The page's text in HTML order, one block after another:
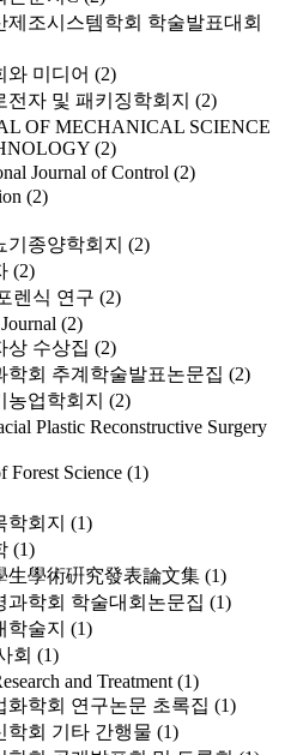
제조시스템학회 학술발표대회
와 미디어 (2)
전자 및 패키징학회지 (2)
OF MECHANICAL SCIENCE
(2)
Journal of Control (2)
(2)
기종양학회지 (2)
(2)
렌식 연구 (2)
(2)
상 수상집 (2)
학회 추계학술발표논문집 (2)
농업학회지 (2)
Plastic Reconstructive Surgery
Forest Science (1)
학회지 (1)
(1)
生學術硏究發表論文集 (1)
과학회 학술대회논문집 (1)
학술지 (1)
회 (1)
and Treatment (1)
화학회 연구논문 초록집 (1)
학회 기타 간행물 (1)